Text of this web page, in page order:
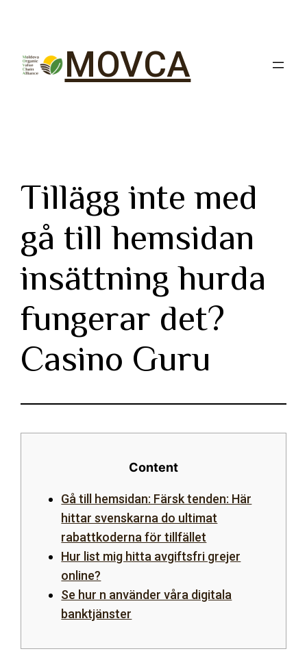
MOVCA
Tillägg inte med
gå till hemsidan
insättning hurda
fungerar det?
Casino Guru
Content
Gå till hemsidan: Färsk tenden: Här
hittar svenskarna do ultimat
rabattkoderna för tillfället
Hur list mig hitta avgiftsfri grejer
online?
Se hur n använder våra digitala
banktjänster